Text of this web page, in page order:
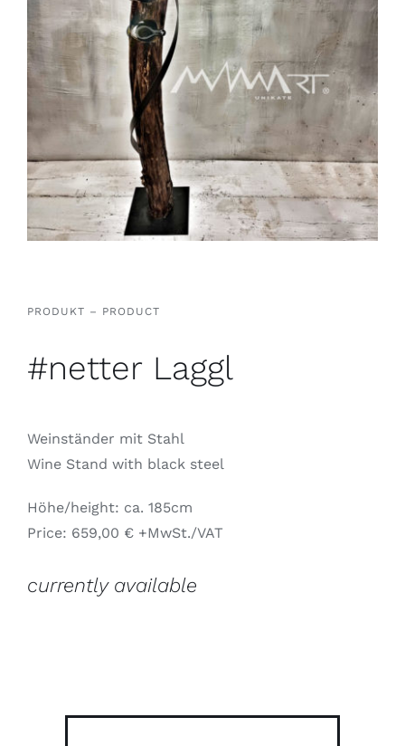
PRODUKT – PRODUCT
#netter Laggl
Weinständer mit Stahl
Wine Stand with black steel
Höhe/height: ca. 185cm
Price: 659,00 € +MwSt./VAT
currently available